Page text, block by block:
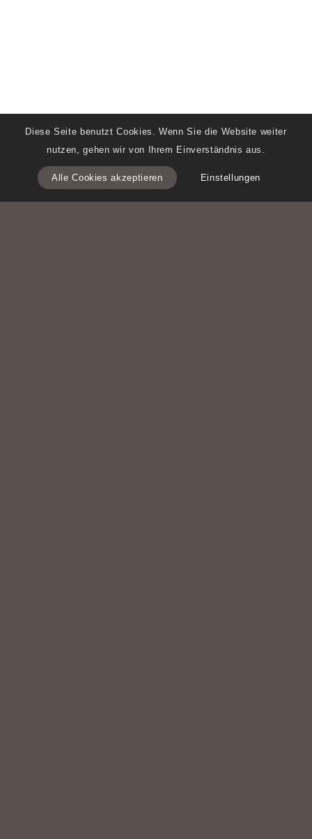
Diese Seite benutzt Cookies. Wenn Sie die Website weiter
nutzen, gehen wir von Ihrem Einverständnis aus.
Alle Cookies akzeptieren Einstellungen